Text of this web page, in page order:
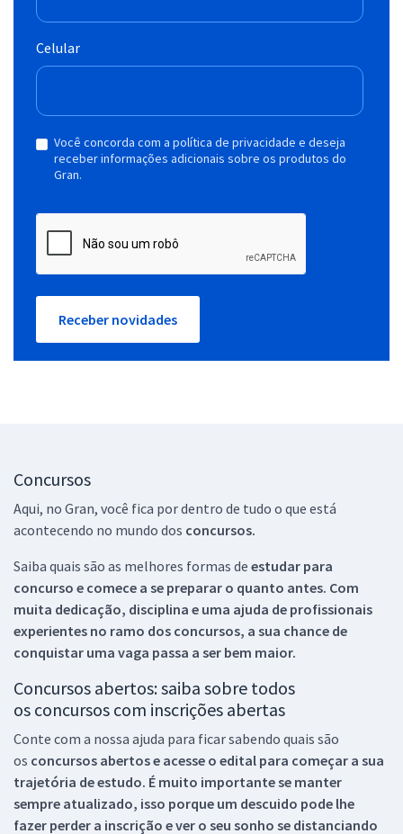
Celular
Você concorda com a política de privacidade e deseja
receber informações adicionais sobre os produtos do
Gran.
Receber novidades
Concursos
Aqui, no Gran, você fica por dentro de tudo o que está
acontecendo no mundo dos concursos.
Saiba quais são as melhores formas de estudar para
concurso e comece a se preparar o quanto antes. Com
muita dedicação, disciplina e uma ajuda de profissionais
experientes no ramo dos concursos, a sua chance de
conquistar uma vaga passa a ser bem maior.
Concursos abertos: saiba sobre todos
os concursos com inscrições abertas
Conte com a nossa ajuda para ficar sabendo quais são
os concursos abertos e acesse o edital para começar a sua
trajetória de estudo. É muito importante se manter
sempre atualizado, isso porque um descuido pode lhe
fazer perder a inscrição e ver o seu sonho se distanciando